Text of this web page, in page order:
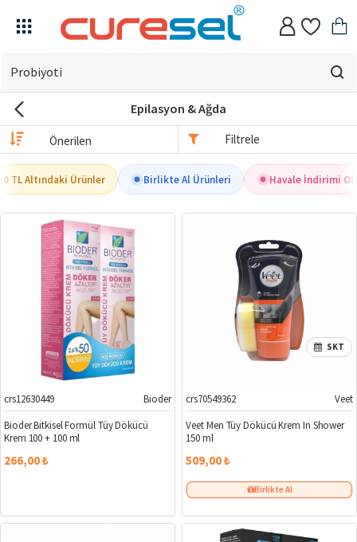
Evin
için
arıyorsun?
Epilasyon & Ağda
Filtrele
TL Altındaki Ürünler Birlikte Al Ürünleri Havale İndirimi
crs12630449
Bioder
Bioder Bitkisel Formül Tüy Dökücü
Krem 100 + 100 ml
266,00 ₺
SKT
crs70549362
Veet
Veet Men Tüy Dökücü Krem In Shower
150 ml
509,00 ₺
Birlikte Al